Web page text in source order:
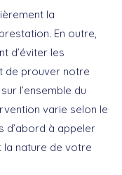
la
En outre,
d’éviter les
de prouver notre
l’ensemble du
varie selon le
d’abord à appeler
nature de votre